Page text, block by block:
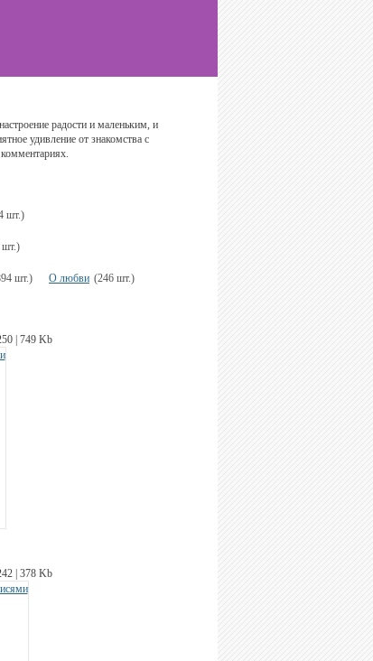
радости и маленьким, и
удивление от знакомства с
шт.)
шт.)
шт.) О любви (246 шт.)
| 749 Kb
| 378 Kb